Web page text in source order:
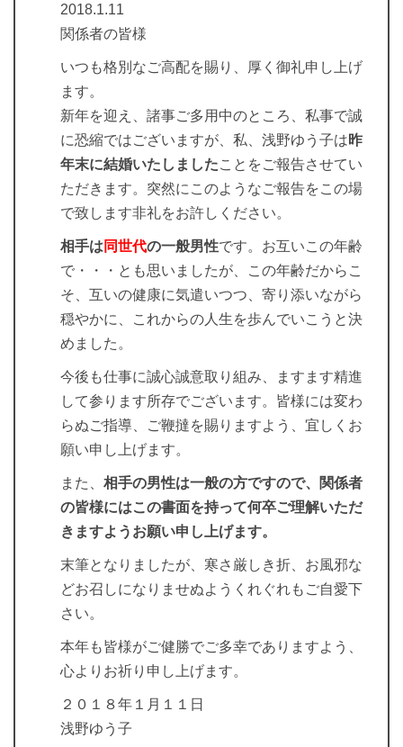
2018.1.11
関係者の皆様
いつも格別なご高配を賜り、厚く御礼申し上げ
ます。
新年を迎え、諸事ご多用中のところ、私事で誠
に恐縮ではございますが、私、浅野ゆう子は昨
年末に結婚いたしましたことをご報告させてい
ただきます。突然にこのようなご報告をこの場
で致します非礼をお許しください。
相手は 同世代の一般男性です。お互いこの年齢
で・・・とも思いましたが、この年齢だからこ
そ、互いの健康に気遣いつつ、寄り添いながら
穏やかに、これからの人生を歩んでいこうと決
めました。
今後も仕事に誠心誠意取り組み、ますます精進
して参ります所存でございます。皆様には変わ
らぬご指導、ご鞭撻を賜りますよう、宜しくお
願い申し上げます。
また、 相手の男性は一般の方ですので、関係者
の皆様にはこの書面を持って何卒ご理解いただ
きますようお願い申し上げます。
末筆となりましたが、寒さ厳しき折、お風邪な
どお召しになりませぬようくれぐれもご自愛下
さい。
本年も皆様がご健勝でご多幸でありますよう、
心よりお祈り申し上げます。
２０１８年１月１１日
浅野ゆう子